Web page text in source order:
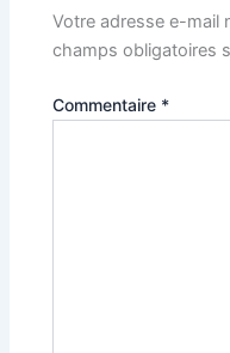
Votre adresse e-mail
champs obligatoires
Commentaire *